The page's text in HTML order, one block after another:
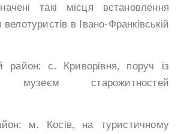
такі місця встановлення
в Івано-Франківській
район: с. Криворівня, поруч із
музеєм старожитностей
м. Косів, на туристичному